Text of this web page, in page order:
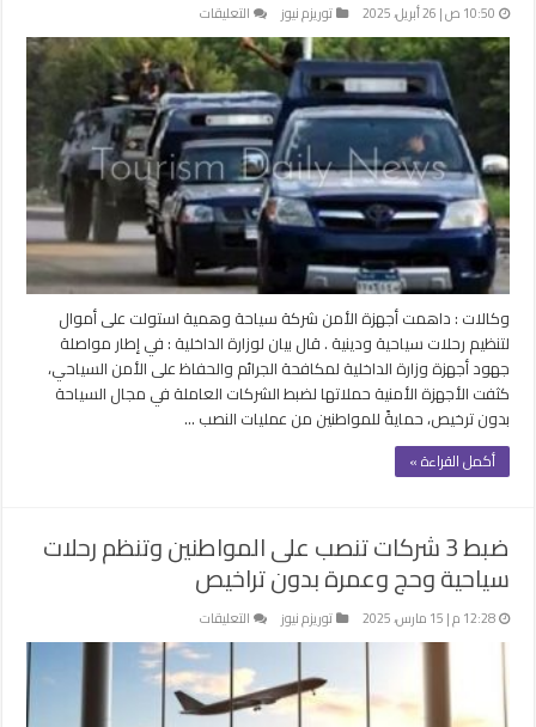
10:50 ص | 26 أبريل، 2025 توريزم نيوز التعليقات
أجهزة
الأمن
تداهم
شركة
وهمية
استولت
على
أموال
لتنظيم
رحلات
سياحية
ودينية
مغلقة
وكالات : داهمت أجهزة الأمن شركة سياحة وهمية استولت على أموال
لتنظيم رحلات سياحية ودينية . قال بيان لوزارة الداخلية : في إطار مواصلة
جهود أجهزة وزارة الداخلية لمكافحة الجرائم والحفاظ على الأمن السياحي،
كثفت الأجهزة الأمنية حملاتها لضبط الشركات العاملة في مجال السياحة
بدون ترخيص، حمايةً للمواطنين من عمليات النصب …
أكمل القراءة »
ضبط 3 شركات تنصب على المواطنين وتنظم رحلات
سياحية وحج وعمرة بدون تراخيص
12:28 م | 15 مارس، 2025 توريزم نيوز التعليقات
ضبط
3
شركات
تنصب